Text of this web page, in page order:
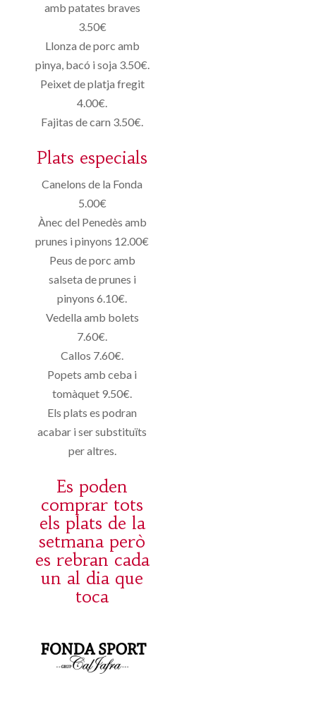
amb patates braves
3.50€
Llonza de porc amb
pinya, bacó i soja 3.50€.
Peixet de platja fregit
4.00€.
Fajitas de carn 3.50€.
Plats especials
Canelons de la Fonda
5.00€
Ànec del Penedès amb
prunes i pinyons 12.00€
Peus de porc amb
salseta de prunes i
pinyons 6.10€.
Vedella amb bolets
7.60€.
Callos 7.60€.
Popets amb ceba i
tomàquet 9.50€.
Els plats es podran
acabar i ser substituïts
per altres.
Es poden
comprar tots
els plats de la
setmana però
es rebran cada
un al dia que
toca